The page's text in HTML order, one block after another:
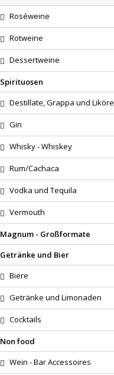
Roséweine
Rotweine
Dessertweine
Spirituosen
Destillate, Grappa und Liköre
Gin
Whisky - Whiskey
Rum/Cachaca
Vodka und Tequila
Vermouth
Magnum - Großformate
Getränke und Bier
Biere
Getränke und Limonaden
Cocktails
Non food
Wein - Bar Accessoires